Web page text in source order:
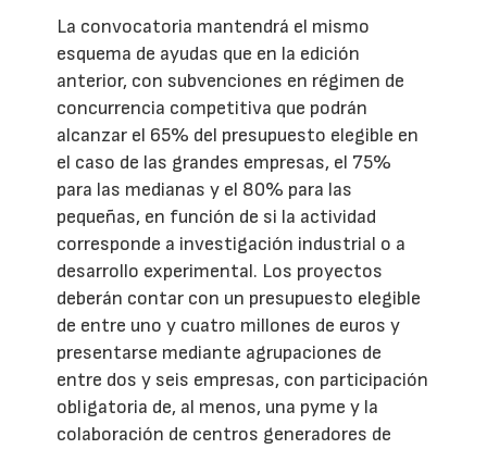
La convocatoria mantendrá el mismo
esquema de ayudas que en la edición
anterior, con subvenciones en régimen de
concurrencia competitiva que podrán
alcanzar el 65% del presupuesto elegible en
el caso de las grandes empresas, el 75%
para las medianas y el 80% para las
pequeñas, en función de si la actividad
corresponde a investigación industrial o a
desarrollo experimental. Los proyectos
deberán contar con un presupuesto elegible
de entre uno y cuatro millones de euros y
presentarse mediante agrupaciones de
entre dos y seis empresas, con participación
obligatoria de, al menos, una pyme y la
colaboración de centros generadores de